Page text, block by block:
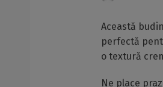
Această
perfectă
o textură
Ne place